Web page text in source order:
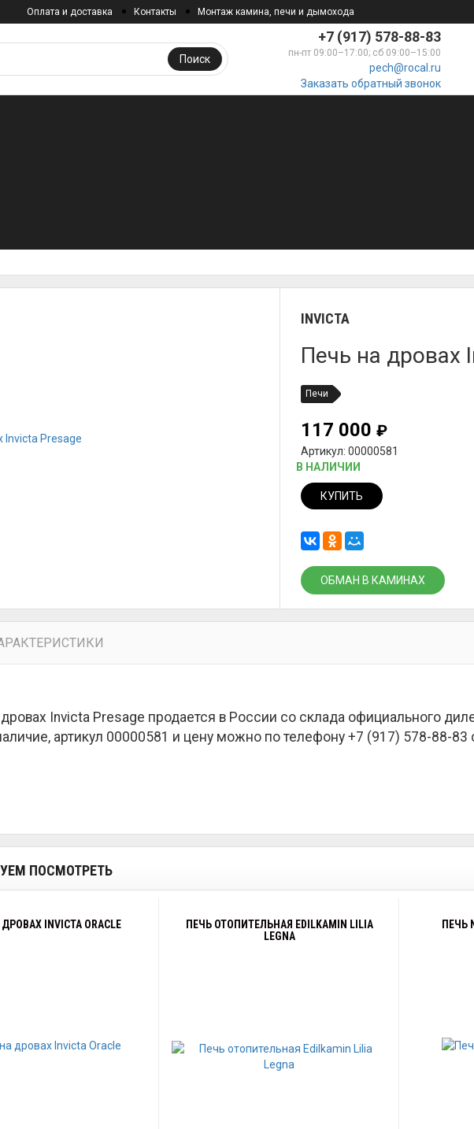
Оплата и доставка Контакты Монтаж камина, печи и дымохода
+7 (917) 578-88-83
пн-пт 09:00–17:00; сб 09:00–15:00
pech@rocal.ru
Заказать обратный звонок
Поиск
INVICTA
Печь на дровах
Печи
117 000₽
Артикул: 00000581
В НАЛИЧИИ
КУПИТЬ
ОБМАН В КАМИНАХ
Invicta Presage продается в России со склада официального
артикул 00000581 и цену можно по телефону +7 (917) 578-88-83
ПОСМОТРЕТЬ
INVICTA ORACLE
ПЕЧЬ ОТОПИТЕЛЬНАЯ EDILKAMIN LILIA
LEGNA
ПЕЧЬ